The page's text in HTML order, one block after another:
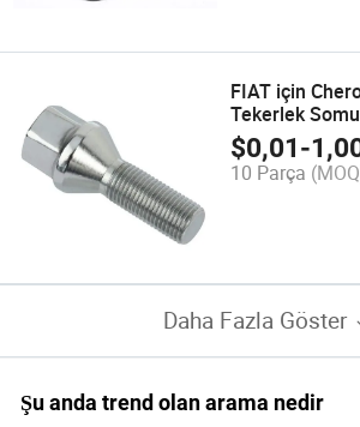
FIAT için
Tekerlek
$0,01-
10 Parça
Daha Fazla Göster
Şu anda trend olan arama nedir